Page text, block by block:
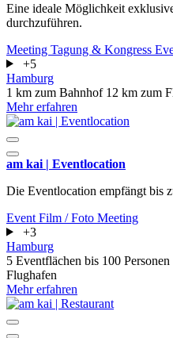
Eine ideale Möglichkeit
durchzuführen.
Meeting Tagung & Kongress
+5
Hamburg
1 km zum Bahnhof 12 km zum
Mehr erfahren
am kai | Eventlocation
Die Eventlocation empfängt bis
Event Film / Foto Meeting
+3
Hamburg
5 Eventflächen bis 100 Personen
Flughafen
Mehr erfahren